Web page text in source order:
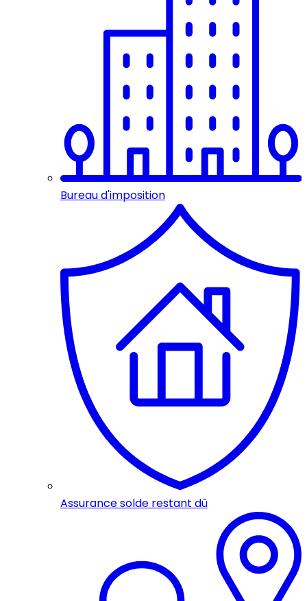
Bureau d'imposition
Assurance solde restant dû